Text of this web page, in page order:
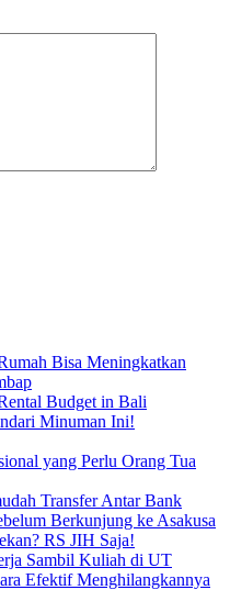
Bisa Meningkatkan
Budget in Bali
Minuman Ini!
yang Perlu Orang Tua
Transfer Antar Bank
Berkunjung ke Asakusa
RS JIH Saja!
Sambil Kuliah di UT
Efektif Menghilangkannya